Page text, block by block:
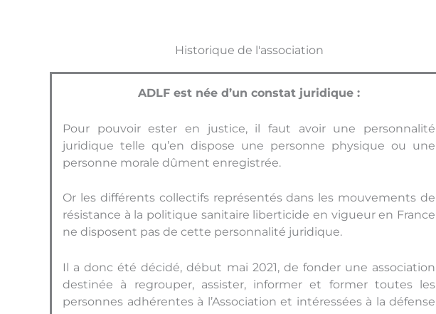
Historique de l'association
ADLF est née d’un constat juridique :
Pour pouvoir ester en justice, il faut avoir une personnalité
juridique telle qu’en dispose une personne physique ou une
personne morale dûment enregistrée.
Or les différents collectifs représentés dans les mouvements de
résistance à la politique sanitaire liberticide en vigueur en France
ne disposent pas de cette personnalité juridique.
Il a donc été décidé, début mai 2021, de fonder une association
destinée à regrouper, assister, informer et former toutes les
personnes adhérentes à l’Association et intéressées à la défense